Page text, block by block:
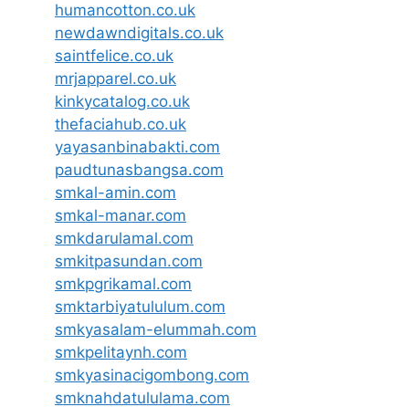
humancotton.co.uk
newdawndigitals.co.uk
saintfelice.co.uk
mrjapparel.co.uk
kinkycatalog.co.uk
thefaciahub.co.uk
yayasanbinabakti.com
paudtunasbangsa.com
smkal-amin.com
smkal-manar.com
smkdarulamal.com
smkitpasundan.com
smkpgrikamal.com
smktarbiyatululum.com
smkyasalam-elummah.com
smkpelitaynh.com
smkyasinacigombong.com
smknahdatululama.com